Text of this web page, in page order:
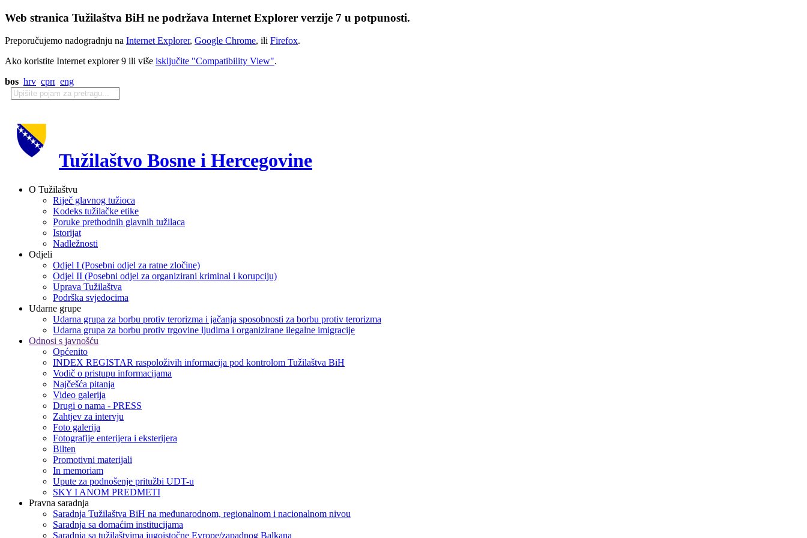
Web stranica Tužilaštva BiH ne podržava Internet Explorer verzije 7 u potpunosti.
Preporučujemo nadogradnju na Internet Explorer, Google Chrome, ili Firefox.
Ako koristite Internet explorer 9 ili više isključite "Compatibility View".
bos hrv срп eng
Tužilaštvo Bosne i Hercegovine
O Tužilaštvu
Riječ glavnog tužioca
Kodeks tužilačke etike
Poruke prethodnih glavnih tužilaca
Istorijat
Nadležnosti
Odjeli
Odjel I (Posebni odjel za ratne zločine)
Odjel II (Posebni odjel za organizirani kriminal i korupciju)
Uprava Tužilaštva
Podrška svjedocima
Udarne grupe
Udarna grupa za borbu protiv terorizma i jačanja sposobnosti za borbu protiv terorizma
Udarna grupa za borbu protiv trgovine ljudima i organizirane ilegalne imigracije
Odnosi s javnošću
Općenito
INDEX REGISTAR raspoloživih informacija pod kontrolom Tužilaštva BiH
Vodič o pristupu informacijama
Najčešća pitanja
Video galerija
Drugi o nama - PRESS
Zahtjev za intervju
Foto galerija
Fotografije enterijera i eksterijera
Bilten
Promotivni materijali
In memoriam
Upute za podnošenje pritužbi UDT-u
SKY I ANOM PREDMETI
Pravna saradnja
Saradnja Tužilaštva BiH na međunarodnom, regionalnom i nacionalnom nivou
Saradnja sa domaćim institucijama
Saradnja sa tužilaštvima jugoistočne Evrope/zapadnog Balkana